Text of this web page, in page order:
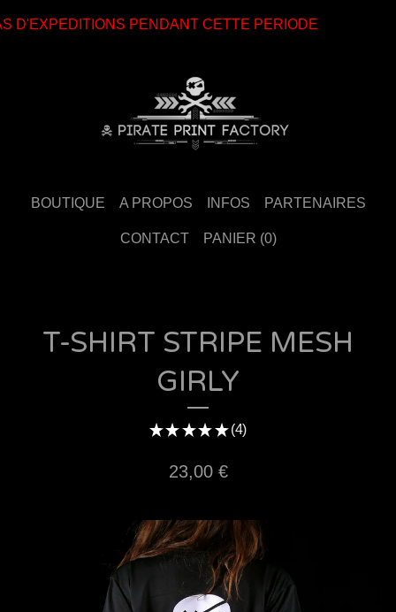
PENDANT CETTE PERIODE
BOUTIQUE A PROPOS INFOS PARTENAIRES
CONTACT PANIER (0)
T-SHIRT STRIPE MESH
GIRLY
★ ★ ★ ★ ★ 4
4
23,00 €